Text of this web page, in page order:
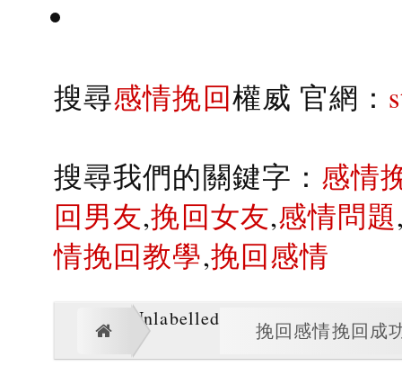
搜尋感情挽回權威 官網：
搜尋我們的關鍵字： 感情
回男友,挽回女友,感情問題
情挽回教學,挽回感情
Unlabelled
挽回感情挽回成